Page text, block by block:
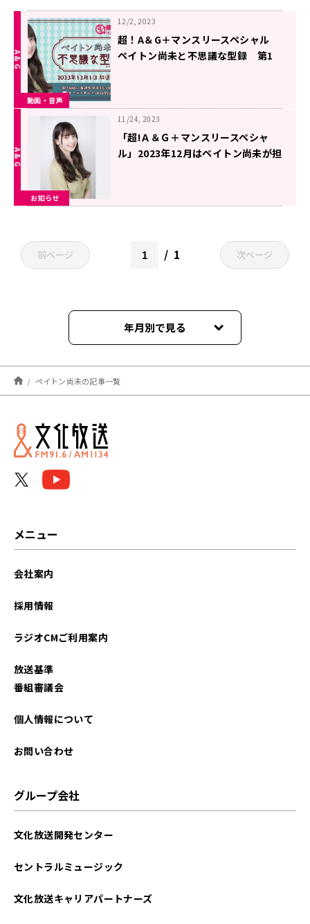
動画・音声
12/2, 2023
超！A＆G＋マンスリースペシャル
ペイトン尚未と不思議な型録 第1
お知らせ
11/24, 2023
「超!Ａ＆Ｇ＋マンスリースペシャ
ル」2023年12月はペイトン尚未が担
前ページ 1 次ページ
年月別で見る
2026年07月
2025年06月
2023年12月
ペイトン尚未の記事一覧
メニュー
会社案内
採用情報
ラジオCMご利用案内
放送基準
番組審議会
個人情報について
お問い合わせ
グループ会社
文化放送開発センター
セントラルミュージック
文化放送キャリアパートナーズ